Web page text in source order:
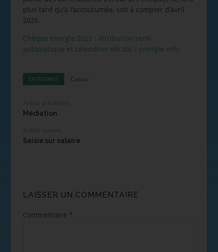
plus tard qu’à l’accoutumée, soit à compter d’avril
2025.
Chèque énergie 2025 : attribution semi-
automatique et calendrier décalé – énergie-info
CATÉGORIES Conso
Médiation
Saisie sur salaire
LAISSER UN COMMENTAIRE
Commentaire *